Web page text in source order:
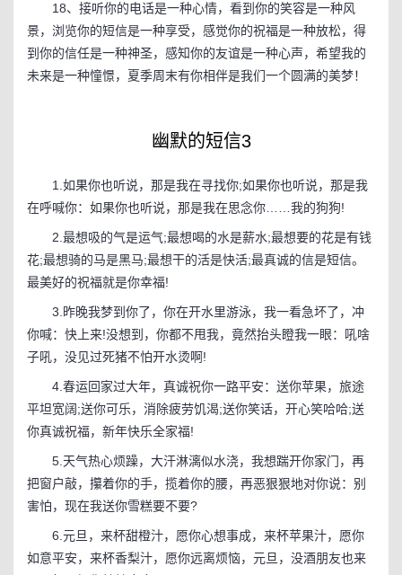
18、接听你的电话是一种心情，看到你的笑容是一种风
景，浏览你的短信是一种享受，感觉你的祝福是一种放松，得
到你的信任是一种神圣，感知你的友谊是一种心声，希望我的
未来是一种憧憬，夏季周末有你相伴是我们一个圆满的美梦！
幽默的短信3
1.如果你也听说，那是我在寻找你;如果你也听说，那是我
在呼喊你：如果你也听说，那是我在思念你……我的狗狗!
2.最想吸的气是运气;最想喝的水是薪水;最想要的花是有钱
花;最想骑的马是黑马;最想干的活是快活;最真诚的信是短信。
最美好的祝福就是你幸福!
3.昨晚我梦到你了，你在开水里游泳，我一看急坏了，冲
你喊：快上来!没想到，你都不甩我，竟然抬头瞪我一眼：吼啥
子吼，没见过死猪不怕开水烫啊!
4.春运回家过大年，真诚祝你一路平安：送你苹果，旅途
平坦宽阔;送你可乐，消除疲劳饥渴;送你笑话，开心笑哈哈;送
你真诚祝福，新年快乐全家福!
5.天气热心烦躁，大汗淋漓似水浇，我想踹开你家门，再
把窗户敲，攥着你的手，揽着你的腰，再恶狠狠地对你说：别
害怕，现在我送你雪糕要不要?
6.元旦，来杯甜橙汁，愿你心想事成，来杯苹果汁，愿你
如意平安，来杯香梨汁，愿你远离烦恼，元旦，没酒朋友也来